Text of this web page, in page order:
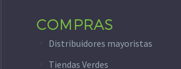
COMPRAS
Distribuidores mayoristas
Tiendas Verdes